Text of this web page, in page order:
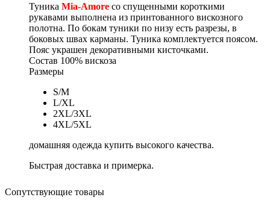
Туника Mia-Amore со спущенными короткими
рукавами выполнена из принтованного вискозного
полотна. По бокам туники по низу есть разрезы, в
боковых швах карманы. Туника комплектуется поясом.
Пояс украшен декоративными кисточками.
Состав 100% вискоза
Размеры
S/M
L/XL
2XL/3XL
4XL/5XL
домашняя одежда купить высокого качества.
Быстрая доставка и примерка.
Сопутствующие товары